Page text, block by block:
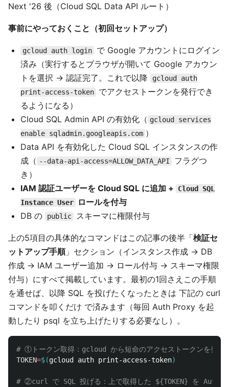
Next '26 後（Cloud SQL Data API ルート）
事前にやっておくこと（初回セットアップ）
gcloud auth login
で Google アカウントにログイン
済み（実行するとブラウザが開いて Google アカウン
トを選択 → 認証完了。これで以降
gcloud auth
print-access-token
でアクセストークンを発行でき
るようになる）
Cloud SQL Admin API の有効化（ gcloud services
enable sqladmin.googleapis.com ）
Data API を有効化した Cloud SQL インスタンスの作
成（ --data-api-access=ALLOW_DATA_API
フラグつ
き）
IAM 認証ユーザーを Cloud SQL に追加 +
Cloud SQL
Instance User
ロールを付与
DB の
public スキーマに権限付与
上の5項目の具体的なコマンドはこの記事の後半「検証セ
ットアップ手順」セクション（インスタンス作成 → DB
作成 → IAM ユーザー追加 → ロール付与 → スキーマ権限
付与）にすべて掲載しています。最初の1回さえこの手順
を通せば、以降 SQL を投げたくなったときは 下記の curl
コマンドを叩くだけ で済みます（毎回 Auth Proxy を起
動したり psql を立ち上げたりする必要なし）。
# ①トークン取得：gcloud から短命のアクセストークンを発行
TOKEN=$(gcloud auth print-access-token)
# ②curl で SQL 投げる：上で取得した ${TOKEN} を